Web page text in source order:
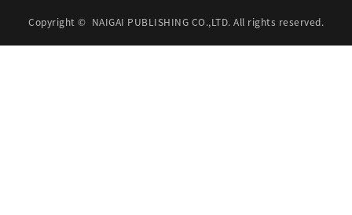
Copyright © NAIGAI PUBLISHING CO.,LTD. All rights reserved.